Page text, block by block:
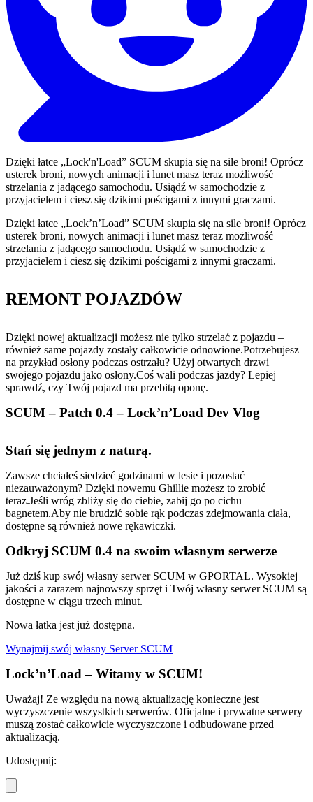
Dzięki łatce „Lock'n'Load” SCUM skupia się na sile broni! Oprócz
usterek broni, nowych animacji i lunet masz teraz możliwość
strzelania z jadącego samochodu. Usiądź w samochodzie z
przyjacielem i ciesz się dzikimi pościgami z innymi graczami.
Dzięki łatce „Lock’n’Load” SCUM skupia się na sile broni! Oprócz
usterek broni, nowych animacji i lunet masz teraz możliwość
strzelania z jadącego samochodu. Usiądź w samochodzie z
przyjacielem i ciesz się dzikimi pościgami z innymi graczami.
REMONT POJAZDÓW
Dzięki nowej aktualizacji możesz nie tylko strzelać z pojazdu –
również same pojazdy zostały całkowicie odnowione.Potrzebujesz
na przykład osłony podczas ostrzału? Użyj otwartych drzwi
swojego pojazdu jako osłony.Coś wali podczas jazdy? Lepiej
sprawdź, czy Twój pojazd ma przebitą oponę.
SCUM – Patch 0.4 – Lock’n’Load Dev Vlog
Stań się jednym z naturą.
Zawsze chciałeś siedzieć godzinami w lesie i pozostać
niezauważonym? Dzięki nowemu Ghillie możesz to zrobić
teraz.Jeśli wróg zbliży się do ciebie, zabij go po cichu
bagnetem.Aby nie brudzić sobie rąk podczas zdejmowania ciała,
dostępne są również nowe rękawiczki.
Odkryj SCUM 0.4 na swoim własnym serwerze
Już dziś kup swój własny serwer SCUM w GPORTAL. Wysokiej
jakości a zarazem najnowszy sprzęt i Twój własny serwer SCUM są
dostępne w ciągu trzech minut.
Nowa łatka jest już dostępna.
Wynajmij swój własny Server SCUM
Lock’n’Load – Witamy w SCUM!
Uważaj! Ze względu na nową aktualizację konieczne jest
wyczyszczenie wszystkich serwerów. Oficjalne i prywatne serwery
muszą zostać całkowicie wyczyszczone i odbudowane przed
aktualizacją.
Udostępnij: